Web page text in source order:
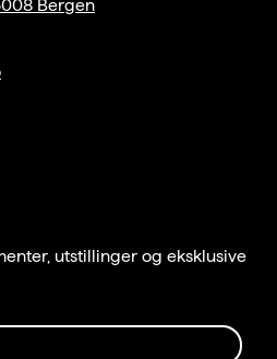
Bergen
utstillinger og eksklusive